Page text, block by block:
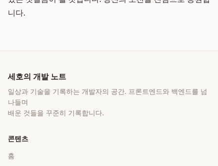
니다.
세호의 개발 노트
일상과 기술을 기록하는 개발자의 공간. 프론트엔드와 백엔드를 넘
나들며
배운 것들을 꾸준히 기록합니다.
콘텐츠
홈